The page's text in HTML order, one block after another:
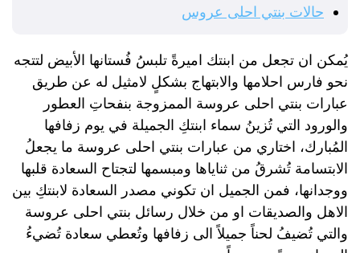
حالات بنتي احلى عروس
يُمكن ان تجعل من ابنتك اميرةً تلبسُ فُستانها الأبيض لتتجه
نحو فارس احلامها والابتهاج بشكلٍ لامثيل له عن طريق
عبارات بنتي احلى عروسة الممزوجة بنفحاتِ العطور
والورود التي تُزينُ سماء ابنتكِ الجميلة في يوم زفافها
المُبارك، اختاري من عبارات بنتي احلى عروسة ما يجعلُ
الابتسامة تُشرقُ من ثناياها ومبسمها لتجتاح السعادة قلبها
ووجدانها، فمن الجميل ان تكوني مصدر السعادة لابنتكِ بين
الاهل والصديقات او من خلال رسائل بنتي احلى عروسة
والتي تُضيفُ لحناً جميلاً الى زفافها وتُعطي سعادة تُضيءُ